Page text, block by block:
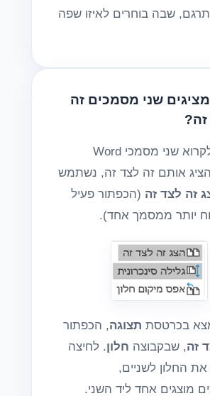
שבה בוחרים לאיזו שפה
שני מסמכים זה
אם רוצים לקרוא שני מסמכי Word
אותם זה לצד זה, נשתמש
זה לצד זה (הכפתור פעיל
יותר ממסמך אחד).
בכרטסת תצוגה, הכפתור
זה, שבקבוצה חלון. לחיצה
החלון לשניים,
מוצגים אחד ליד השני.